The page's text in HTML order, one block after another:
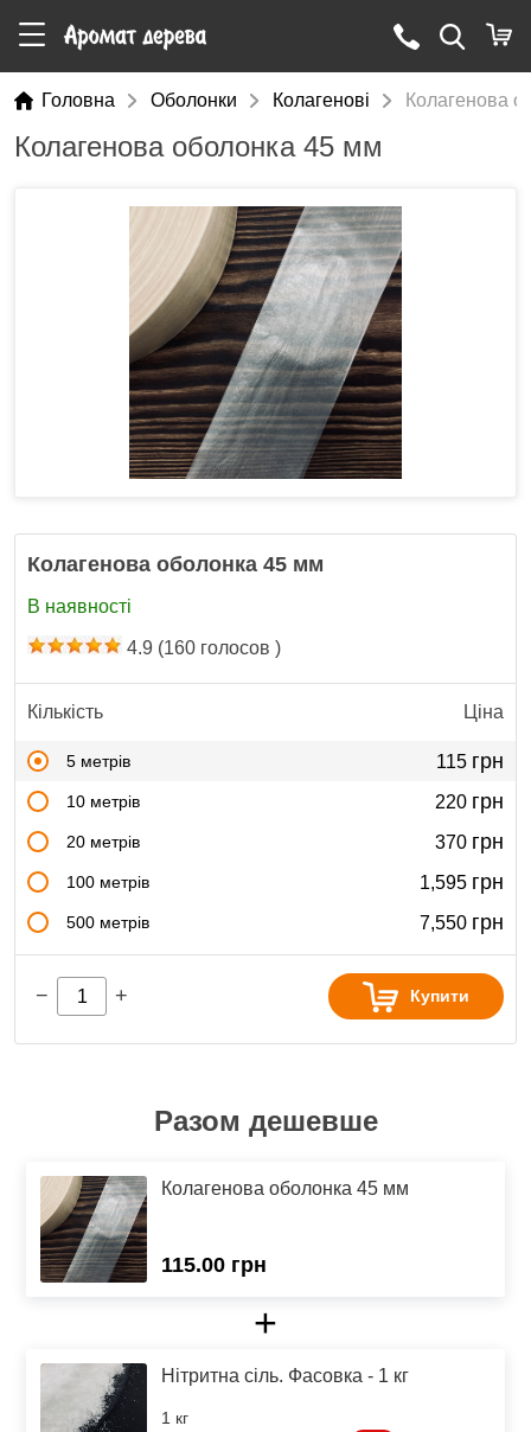
Головна Оболонки Колагенові Колагенова
Колагенова оболонка 45 мм
Колагенова оболонка 45 мм
В наявності
4.9 (160 голосов )
Кількість Ціна
5 метрів 115 грн
10 метрів 220 грн
20 метрів 370 грн
100 метрів 1,595 грн
500 метрів 7,550 грн
− + Купити
Разом дешевше
Колагенова оболонка 45 мм
115.00 грн
+
Нітритна сіль. Фасовка - 1 кг
1 кг